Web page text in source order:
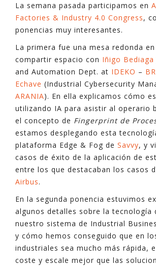
La semana pasada participamos en
Factories & Industry 4.0 Congress,
ponencias muy interesantes.
La primera fue una mesa redonda
compartir espacio con Iñigo Bediaga
and Automation Dept. at IDEKO –
Echave (Industrial Cybersecurity
ARANIA). En ella explicamos cómo
utilizando IA para asistir al operario
el concepto de Fingerprint de
estamos desplegando esta
plataforma Edge & Fog de Savvy, y
casos de éxito de la aplicación de
entre los que destacaban los casos
Airbus.
En la segunda ponencia estuvimos
algunos detalles sobre la tecnología
nuestro sistema de Industrial
y cómo hemos conseguido que en
industriales sea mucho más rápida,
coste y escale mejor que las